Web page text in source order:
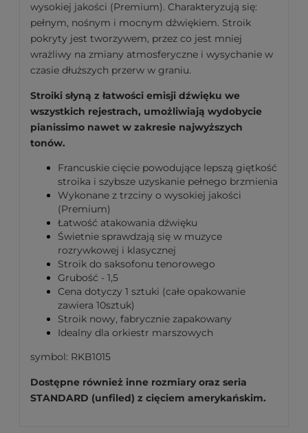
wysokiej jakości (Premium). Charakteryzują się:
pełnym, nośnym i mocnym dźwiękiem. Stroik
pokryty jest tworzywem, przez co jest mniej
wrażliwy na zmiany atmosferyczne i wysychanie w
czasie dłuższych przerw w graniu.
Stroiki słyną z łatwości emisji dźwięku we
wszystkich rejestrach, umożliwiają wydobycie
pianissimo nawet w zakresie najwyższych
tonów.
Francuskie cięcie powodujące lepszą giętkość
stroika i szybsze uzyskanie pełnego brzmienia
Wykonane z trzciny o wysokiej jakości
(Premium)
Łatwość atakowania dźwięku
Świetnie sprawdzają się w muzyce
rozrywkowej i klasycznej
Stroik do saksofonu tenorowego
Grubość - 1,5
Cena dotyczy 1 sztuki (całe opakowanie
zawiera 10sztuk)
Stroik nowy, fabrycznie zapakowany
Idealny dla orkiestr marszowych
symbol: RKB1015
Dostępne również inne rozmiary oraz seria
STANDARD (unfiled) z cięciem amerykańskim.